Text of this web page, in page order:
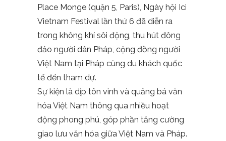
Place Monge (quận 5, Paris), Ngày hội Ici
Vietnam Festival lần thứ 6 đã diễn ra
trong không khí sôi động, thu hút đông
đảo người dân Pháp, cộng đồng người
Việt Nam tại Pháp cùng du khách quốc
tế đến tham dự.
Sự kiện là dịp tôn vinh và quảng bá văn
hóa Việt Nam thông qua nhiều hoạt
động phong phú, góp phần tăng cường
giao lưu văn hóa giữa Việt Nam và Pháp.